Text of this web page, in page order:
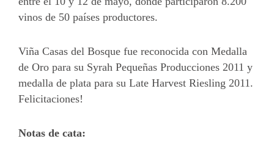
vinos de 50 países productores.
Viña Casas del Bosque fue reconocida con Medalla
de Oro para su Syrah Pequeñas Producciones 2011 y
medalla de plata para su Late Harvest Riesling 2011.
Felicitaciones!
Notas de cata: